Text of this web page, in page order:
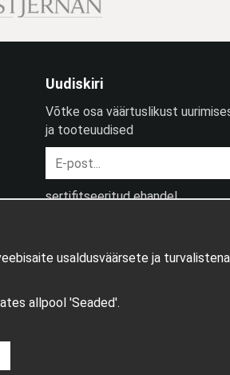
Uudiskiri
Võtke osa väärtuslikust
ja tooteuudised
sertifitseeritud ehandel
usaldusväärsete ja
allpool 'Seaded'.